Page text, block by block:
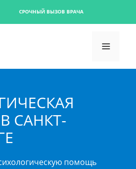
СРОЧНЫЙ ВЫЗОВ ВРАЧА
САНКТ-
помощь